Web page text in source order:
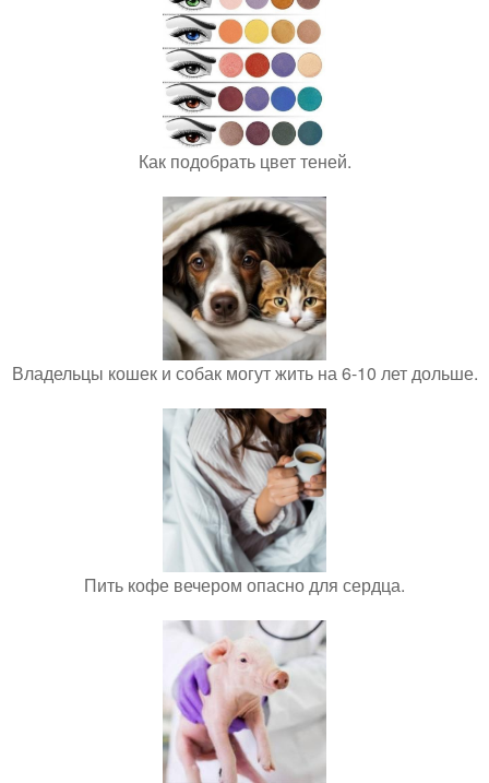
Как подобрать цвет теней.
Владельцы кошек и собак могут жить на 6-10 лет дольше.
Пить кофе вечером опасно для сердца.